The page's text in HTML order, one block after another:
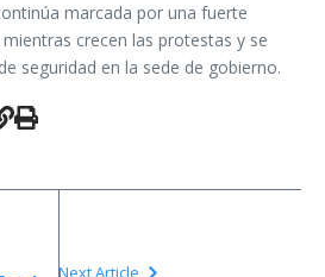
marcada por una fuerte
crecen las protestas y se
seguridad en la sede de gobierno.
Next Article